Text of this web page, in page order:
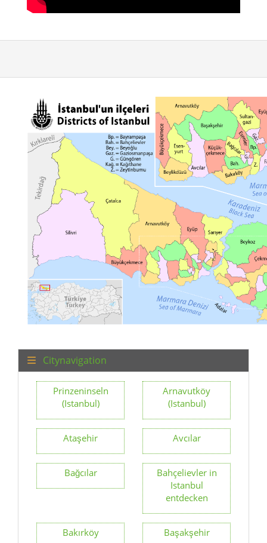
Citynavigation
Prinzeninseln
(Istanbul)
Arnavutköy
(Istanbul)
Ataşehir Avcılar
Bağcılar
Bahçelievler in
Istanbul
entdecken
Bakırköy Başakşehir